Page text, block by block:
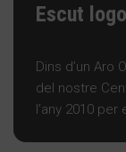
Escut
Dins d’un Aro
del nostre
l’any 2010 per